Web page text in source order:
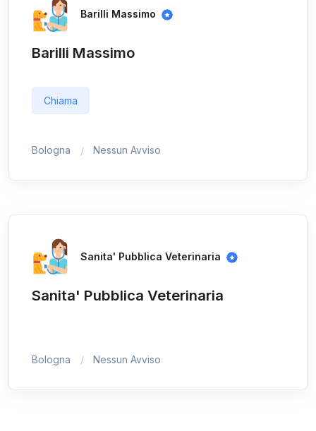
Barilli Massimo
Barilli Massimo
Chiama
Bologna Nessun Avviso
Sanita' Pubblica Veterinaria
Sanita' Pubblica Veterinaria
Bologna Nessun Avviso